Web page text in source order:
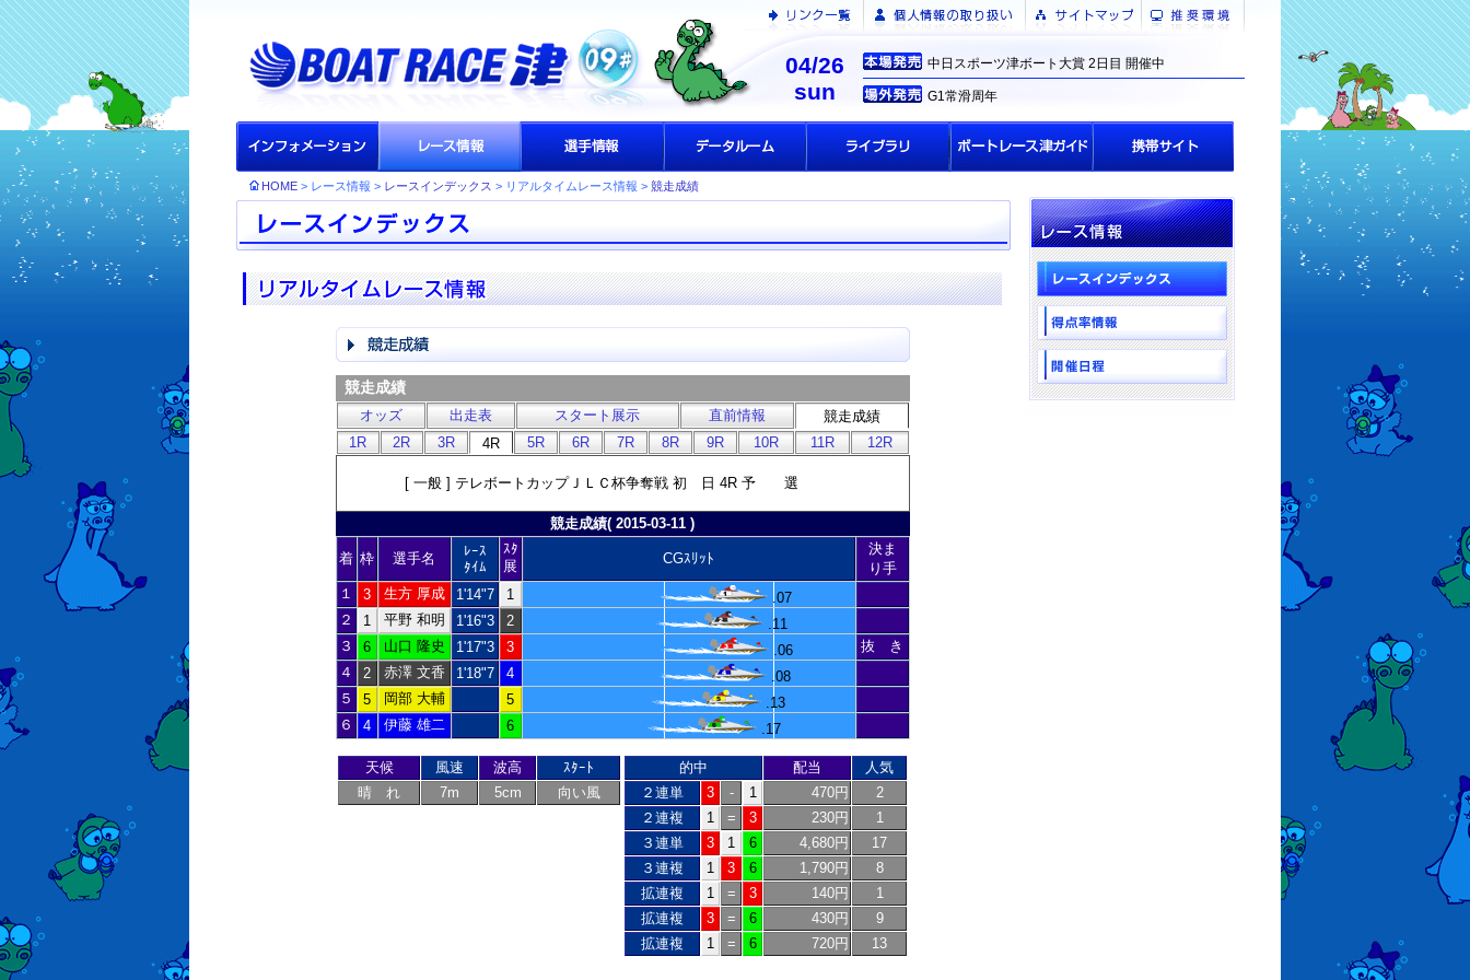
中日スポーツ津ボート大賞 2日目 開催中
G1常滑周年
04/26
sun
HOME > レース情報 > レースインデックス > リアルタイムレース情報 > 競走成績
競走成績
オッズ 出走表 スタート展示 直前情報
競走成績
1R
2R 3R 4R 5R 6R 7R 8R 9R 10R 11R 12R
[ 一般 ] テレボートカップＪＬＣ杯争奪戦 初 日 4R 予 選
競走成績( 2015-03-11 )
着 枠 選手名
ﾚｰｽ
ﾀｲﾑ
ｽﾀ
展
CGｽﾘｯﾄ
決ま
り手
１
3 生方 厚成 1'14"7 1
.07
２
1 平野 和明 1'16"3 2
.11
３
6 山口 隆史 1'17"3 3 .06
抜 き
４
2 赤澤 文香 1'18"7 4
.08
５
5 岡部 大輔 5
.13
６
4 伊藤 雄二 6 .17
天候 風速 波高
ｽﾀｰﾄ
晴 れ
7m 5cm 向い風
的中 配当
人気
２連単
3 - 1 470円
2
２連複
1 = 3 230円
1
３連単
3 1 6 4,680円
17
３連複
1 3 6 1,790円
8
拡連複
1 = 3 140円
1
拡連複
3 = 6 430円
9
拡連複
1 = 6 720円 13